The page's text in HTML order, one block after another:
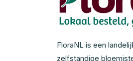
FloraNL is een
zelfstandige